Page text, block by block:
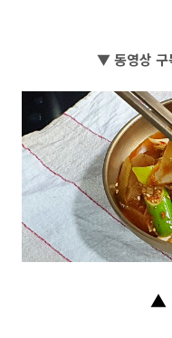
▼ 동영상
▲